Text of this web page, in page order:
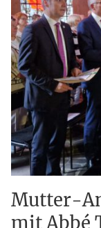
Mutter-
mit Abbé